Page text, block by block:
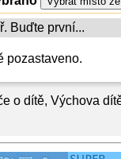
o dítě, Výchova
Buďte první...
pozastaveno.